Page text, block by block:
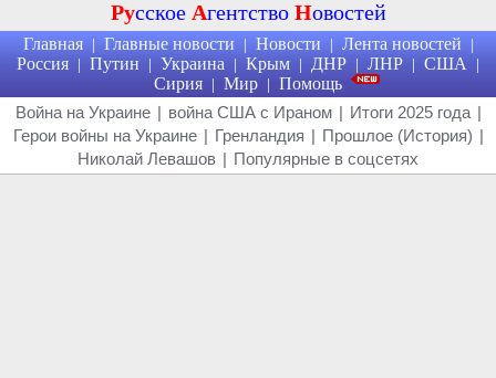
Русское Агентство Новостей
Главная | Главные новости | Новости | Лента новостей |
Россия | Путин | Украина | Крым | ДНР | ЛНР | США |
Сирия | Мир | Помощь
Война на Украине | война США с Ираном | Итоги 2025 года |
Герои войны на Украине | Гренландия | Прошлое (История) |
Николай Левашов | Популярные в соцсетях